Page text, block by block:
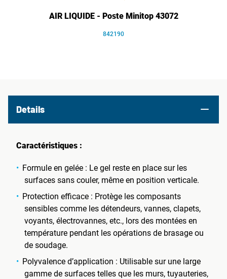
AIR LIQUIDE - Poste Minitop 43072
842190
Details
Caractéristiques :
Formule en gelée : Le gel reste en place sur les
surfaces sans couler, même en position verticale.
Protection efficace : Protège les composants
sensibles comme les détendeurs, vannes, clapets,
voyants, électrovannes, etc., lors des montées en
température pendant les opérations de brasage ou
de soudage.
Polyvalence d’application : Utilisable sur une large
gamme de surfaces telles que les murs, tuyauteries,